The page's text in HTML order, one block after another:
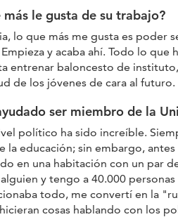
más le gusta de su trabajo?
lo que más me gusta es poder
y acaba ahí. Todo lo que
entrenar baloncesto de
de los jóvenes de cara al futuro.
ser miembro de la
político ha sido increíble.
la educación; sin embargo,
en una habitación con un par
y tengo a 40.000
todo, me convertí en la
cosas hablando con los